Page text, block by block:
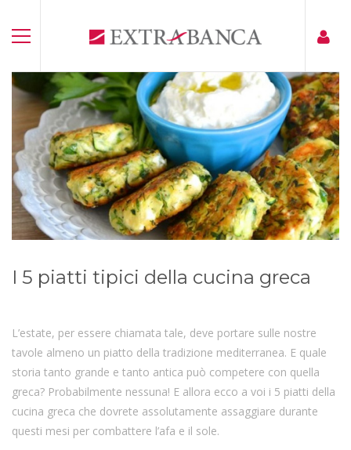
I 5 piatti tipici della cucina greca
L’estate, per essere chiamata tale, deve portare sulle nostre
tavole almeno un piatto della tradizione mediterranea. E quale
storia tanto grande e tanto antica può competere con quella
greca? Probabilmente nessuna! E allora ecco a voi i 5 piatti della
cucina greca che dovrete assolutamente assaggiare durante
questi mesi per combattere l’afa e il sole.